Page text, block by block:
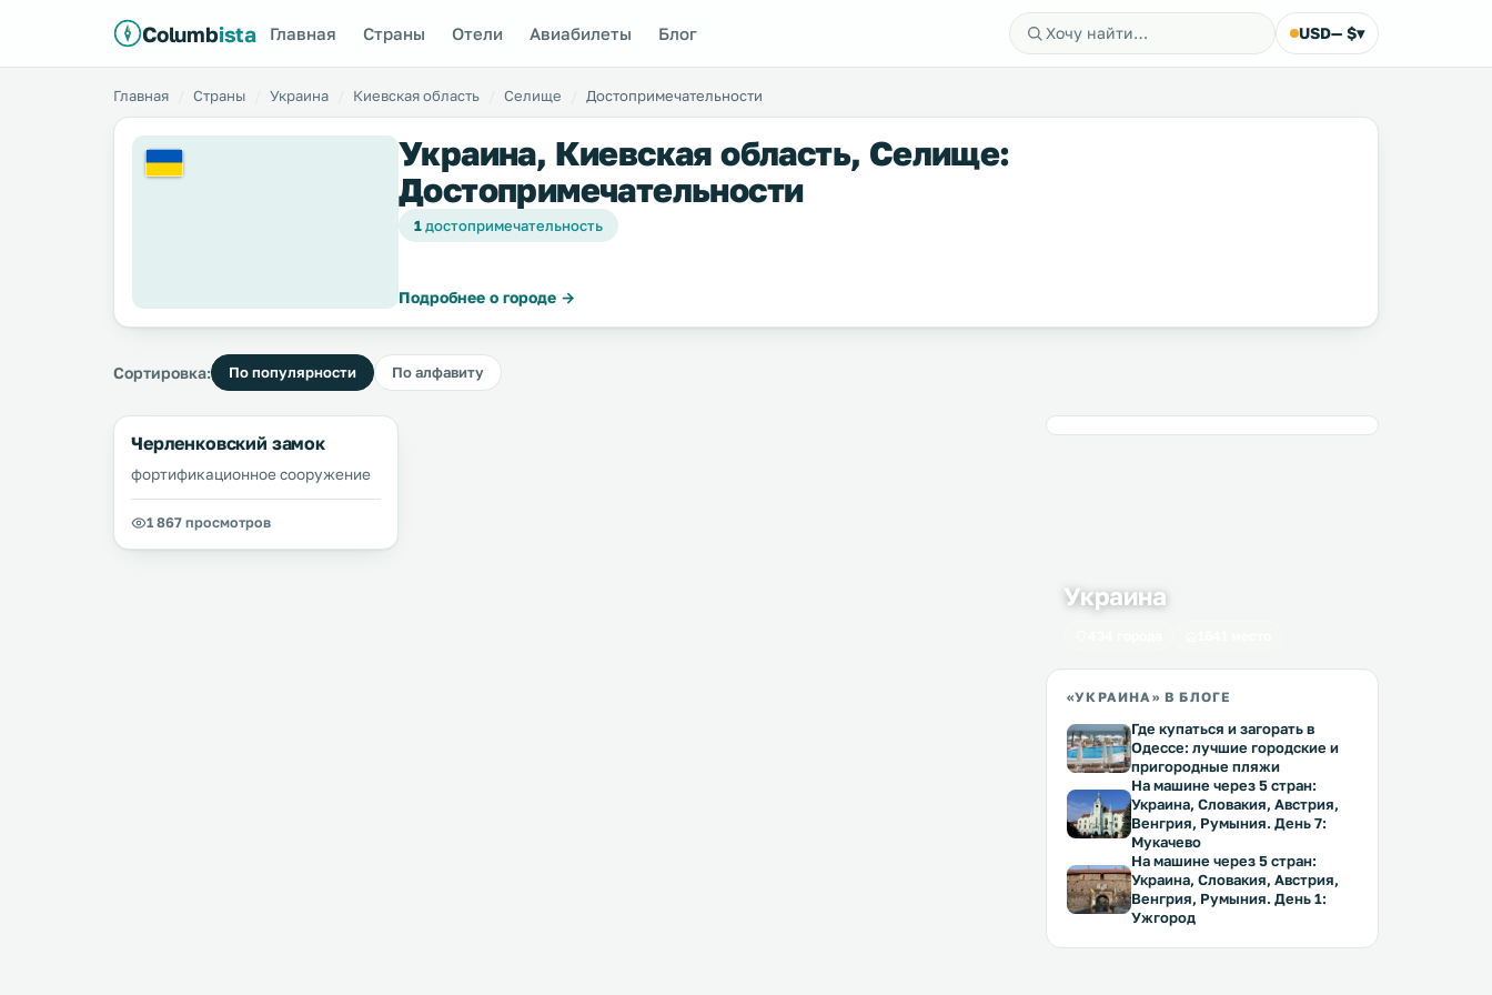
Columbista Главная Страны Отели Авиабилеты Блог USD— $▾
Главная Страны Украина Киевская область Селище Достопримечательности
Украина, Киевская область, Селище:
Достопримечательности
1достопримечательность
Подробнее о городе →
Сортировка: По популярности По алфавиту
Черленковский замок
фортификационное сооружение
1 867 просмотров
Украина
«УКРАИНА» В БЛОГЕ
Где купаться и загорать в
Одессе: лучшие городские и
пригородные пляжи
На машине через 5 стран:
Украина, Словакия, Австрия,
Венгрия, Румыния. День 7:
Мукачево
На машине через 5 стран:
Украина, Словакия, Австрия,
Венгрия, Румыния. День 1:
Ужгород